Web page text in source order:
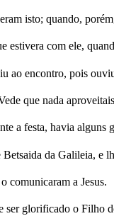
isto; quando,
estivera com ele,
ao encontro, pois
que nada
a festa, havia alguns
da Galileia, e
comunicaram a Jesus.
ser glorificado o Filho